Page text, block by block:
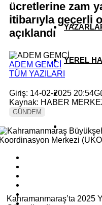
YEREL
ücretlerine zam
itibarıyla geçerli
açıklandı
ADEM GEMCİ
TÜM YAZILARI
Giriş: 14-02-2025 20:54
Kaynak: HABER
GÜNDEM
Kahramanmaraş’ta 2025